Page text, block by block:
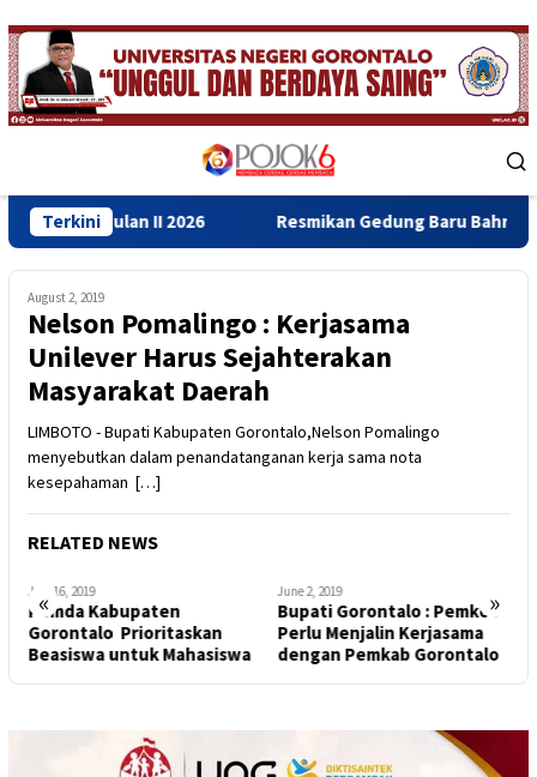
Skip
to
content
Menu
Terkini
II 2026 Resmikan Gedung Baru Bahrul Ulum, Wagub
August 2, 2019
Nelson Pomalingo : Kerjasama
Unilever Harus Sejahterakan
Masyarakat Daerah
LIMBOTO - Bupati Kabupaten Gorontalo,Nelson Pomalingo
menyebutkan dalam penandatanganan kerja sama nota
kesepahaman […]
RELATED NEWS
« »
July 16, 2019
Pemda Kabupaten
Gorontalo Prioritaskan
Beasiswa untuk Mahasiswa
June 2, 2019
Bupati Gorontalo : Pemkot
Perlu Menjalin Kerjasama
dengan Pemkab Gorontalo